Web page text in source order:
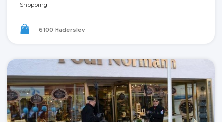
Shopping
6100 Haderslev